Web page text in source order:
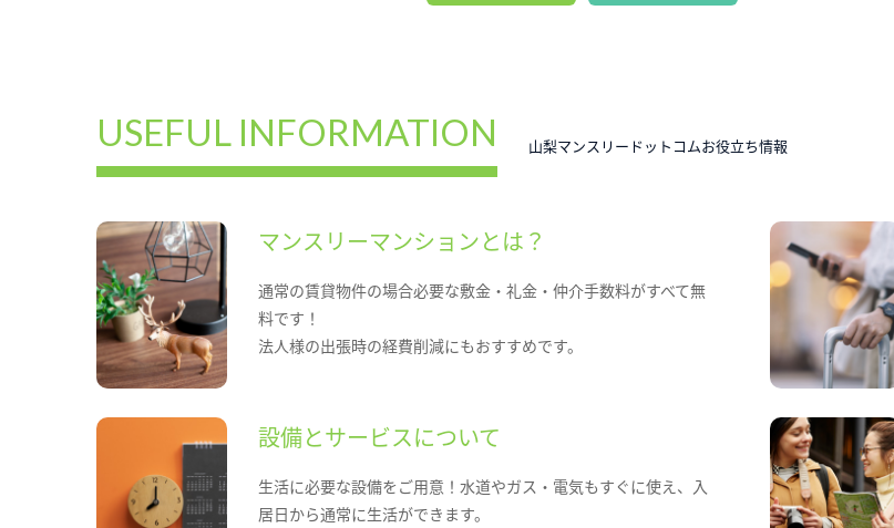
USEFUL INFORMATION 山梨マンスリードットコムお役立ち情報
マンスリーマンションとは？
通常の賃貸物件の場合必要な敷金・礼金・仲介手数料がすべて無
料です！
法人様の出張時の経費削減にもおすすめです。
設備とサービスについて
生活に必要な設備をご用意！水道やガス・電気もすぐに使え、入
居日から通常に生活ができます。